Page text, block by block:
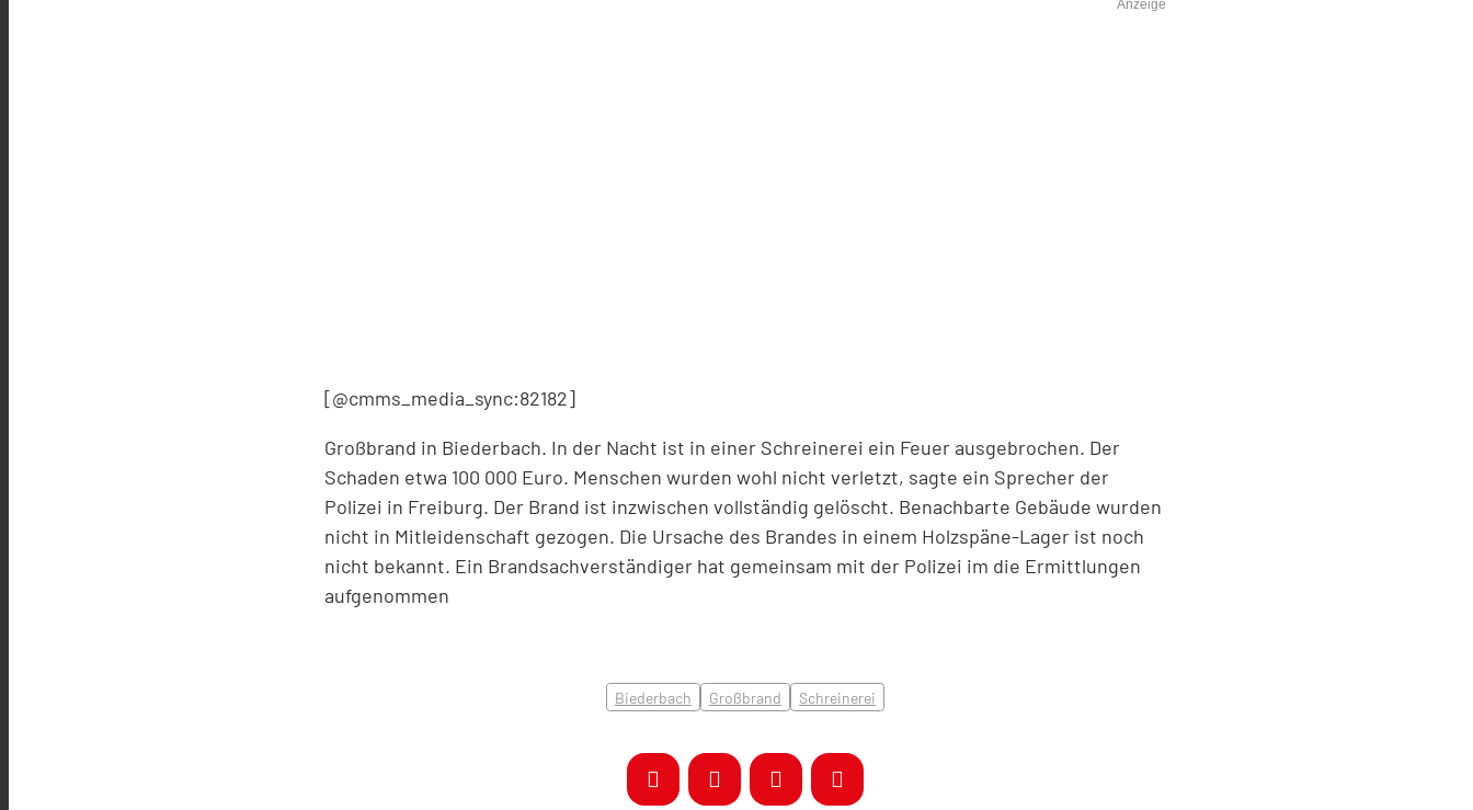
Anzeige
[@cmms_media_sync:82182]
Großbrand in Biederbach. In der Nacht ist in einer Schreinerei ein Feuer ausgebrochen. Der
Schaden etwa 100 000 Euro. Menschen wurden wohl nicht verletzt, sagte ein Sprecher der
Polizei in Freiburg. Der Brand ist inzwischen vollständig gelöscht. Benachbarte Gebäude wurden
nicht in Mitleidenschaft gezogen. Die Ursache des Brandes in einem Holzspäne-Lager ist noch
nicht bekannt. Ein Brandsachverständiger hat gemeinsam mit der Polizei im die Ermittlungen
aufgenommen
Biederbach Großbrand Schreinerei